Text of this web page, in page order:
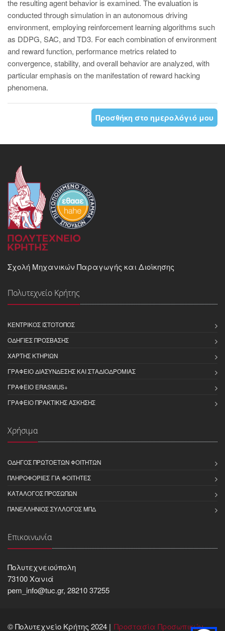
the resulting agent behavior is examined. The evaluation is
conducted through simulation in an autonomous driving
environment, employing reinforcement learning algorithms such
as DDPG, SAC, and TD3. For each combination of environment
and reward function, performance metrics related to
convergence, stability, and overall behavior are analyzed, with
particular emphasis on the manifestation of reward hacking
phenomena.
Προσθήκη στο ημερολόγιό μου
Σχολή Μηχανικών Παραγωγής και Διοίκησης
Πολυτεχνείο Κρήτης
ΚΕΝΤΡΙΚΌΣ ΙΣΤΌΤΟΠΟΣ
ΟΔΗΓΊΕΣ ΠΡΌΣΒΑΣΗΣ
ΧΆΡΤΗΣ ΚΤΗΡΊΩΝ
ΓΡΑΦΕΊΟ ΔΙΑΣΎΝΔΕΣΗΣ ΚΑΙ ΣΤΑΔΙΟΔΡΟΜΊΑΣ
ΓΡΑΦΕΊΟ ERASMUS+
ΓΡΑΦΕΊΟ ΠΡΑΚΤΙΚΉΣ ΆΣΚΗΣΗΣ
Χρήσιμα
ΟΔΗΓΌΣ ΠΡΩΤΟΕΤΏΝ ΦΟΙΤΗΤΏΝ
ΠΛΗΡΟΦΟΡΊΕΣ ΓΙΑ ΦΟΙΤΗΤΈΣ
ΚΑΤΆΛΟΓΟΣ ΠΡΟΣΏΠΩΝ
ΠΑΝΕΛΛΉΝΙΟΣ ΣΎΛΛΟΓΟΣ ΜΠΔ
Επικοινωνία
Πολυτεχνειούπολη
73100 Χανιά
pem_info@tuc.gr, 28210 37255
© Πολυτεχνείο Κρήτης 2024 | Προστασία Προσωπικών